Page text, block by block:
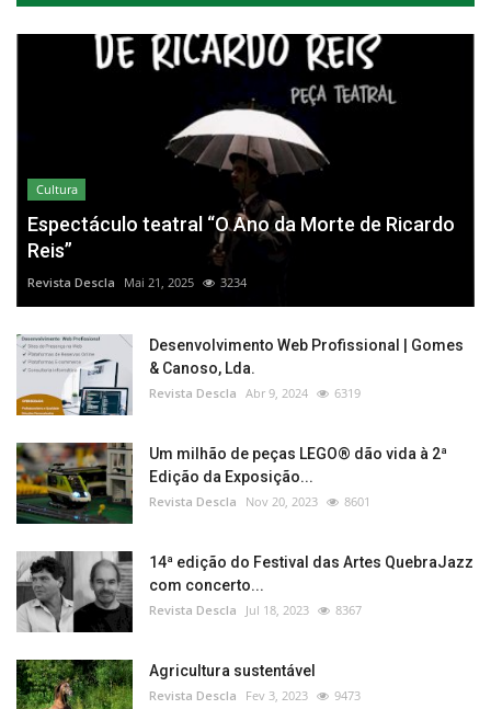
Cultura
Espectáculo teatral “O Ano da Morte de Ricardo
Reis”
Revista Descla Mai 21, 2025 3234
Desenvolvimento Web Profissional | Gomes
& Canoso, Lda.
Revista Descla Abr 9, 2024 6319
Um milhão de peças LEGO® dão vida à 2ª
Edição da Exposição...
Revista Descla Nov 20, 2023 8601
14ª edição do Festival das Artes QuebraJazz
com concerto...
Revista Descla Jul 18, 2023 8367
Agricultura sustentável
Revista Descla Fev 3, 2023 9473